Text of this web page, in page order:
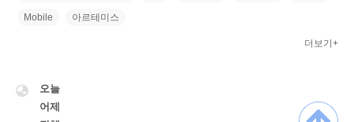
Mobile 아르테미스
더보기+
VISITOR
오늘
어제